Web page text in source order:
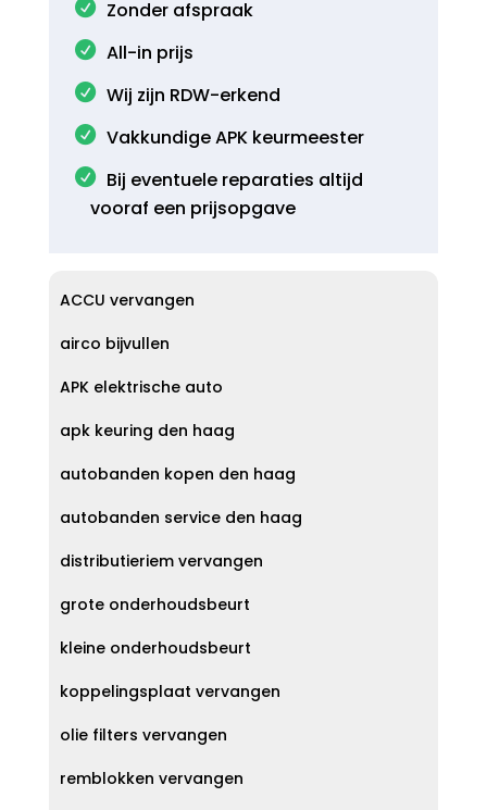
Zonder afspraak
All-in prijs
Wij zijn RDW-erkend
Vakkundige APK keurmeester
Bij eventuele reparaties altijd
vooraf een prijsopgave
ACCU vervangen
airco bijvullen
APK elektrische auto
apk keuring den haag
autobanden kopen den haag
autobanden service den haag
distributieriem vervangen
grote onderhoudsbeurt
kleine onderhoudsbeurt
koppelingsplaat vervangen
olie filters vervangen
remblokken vervangen